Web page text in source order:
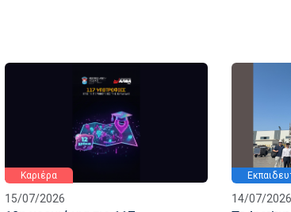
Καριέρα
15/07/2026 14/07/2026